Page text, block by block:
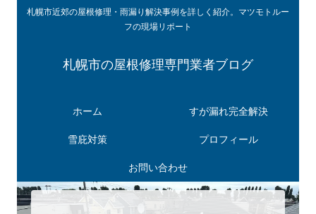
札幌市近郊の屋根修理・雨漏り解決事例を詳しく紹介。マツモトルー
フの現場リポート
札幌市の屋根修理専門業者ブログ
ホーム すが漏れ完全解決
雪庇対策 プロフィール
お問い合わせ